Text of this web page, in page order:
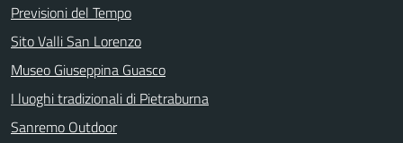
Previsioni del Tempo
Sito Valli San Lorenzo
Museo Giuseppina Guasco
I luoghi tradizionali di Pietraburna
Sanremo Outdoor